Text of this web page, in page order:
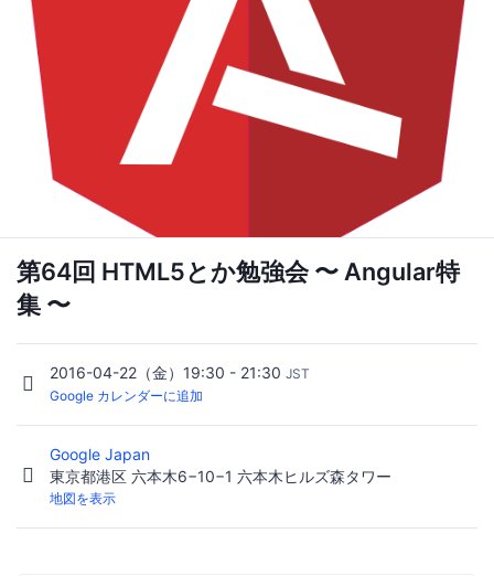
第64回 HTML5とか勉強会 〜 Angular特
集 〜
2016-04-22（金）19:30 - 21:30 JST
Google カレンダーに追加
Google Japan
東京都港区 六本木6−10−1 六本木ヒルズ森タワー
地図を表示